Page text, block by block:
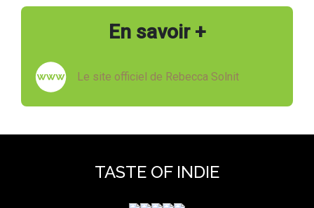
En savoir +
Le site officiel de Rebecca Solnit
TASTE OF INDIE